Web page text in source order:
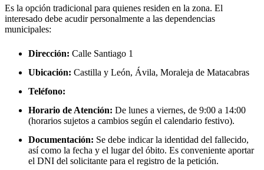
Es la opción tradicional para quienes residen en la zona. El
interesado debe acudir personalmente a las dependencias
municipales:
Dirección: Calle Santiago 1
Ubicación: Castilla y León, Ávila, Moraleja de Matacabras
Teléfono:
Horario de Atención: De lunes a viernes, de 9:00 a 14:00
(horarios sujetos a cambios según el calendario festivo).
Documentación: Se debe indicar la identidad del fallecido,
así como la fecha y el lugar del óbito. Es conveniente aportar
el DNI del solicitante para el registro de la petición.